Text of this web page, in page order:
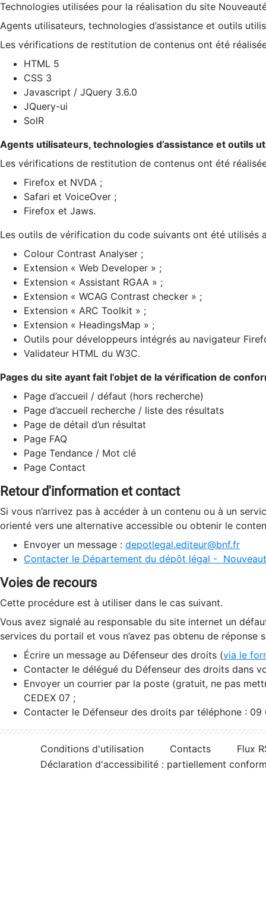
Technologies utilisées pour la réalisation du site
Agents utilisateurs, technologies d’assistance et outils
Les vérifications de restitution de contenus ont été
HTML 5
CSS 3
Javascript / JQuery 3.6.0
JQuery-ui
SolR
Agents utilisateurs, technologies d’assistance et outils
Les vérifications de restitution de contenus ont été
Firefox et NVDA ;
Safari et VoiceOver ;
Firefox et Jaws.
Les outils de vérification du code suivants ont été utilisés
Colour Contrast Analyser ;
Extension « Web Developer » ;
Extension « Assistant RGAA » ;
Extension « WCAG Contrast checker » ;
Extension « ARC Toolkit » ;
Extension « HeadingsMap » ;
Outils pour développeurs intégrés au navigateur
Validateur HTML du W3C.
Pages du site ayant fait l’objet de la vérification de
Page d’accueil / défaut (hors recherche)
Page d’accueil recherche / liste des résultats
Page de détail d’un résultat
Page FAQ
Page Tendance / Mot clé
Page Contact
Retour d'information et contact
Si vous n’arrivez pas à accéder à un contenu ou à un
orienté vers une alternative accessible ou obtenir le
Envoyer un message : depotlegal.editeur@bnf.fr
Contacter le Département du dépôt légal -
Voies de recours
Cette procédure est à utiliser dans le cas suivant.
Vous avez signalé au responsable du site internet un
services du portail et vous n’avez pas obtenu de réponse
Écrire un message au Défenseur des droits (via le
Contacter le délégué du Défenseur des droits dans
Envoyer un courrier par la poste (gratuit, ne pas
CEDEX 07 ;
Contacter le Défenseur des droits par téléphone :
Conditions d'utilisation Contacts
Flux
Déclaration d'accessibilité : partiellement